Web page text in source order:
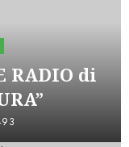
RADIO di